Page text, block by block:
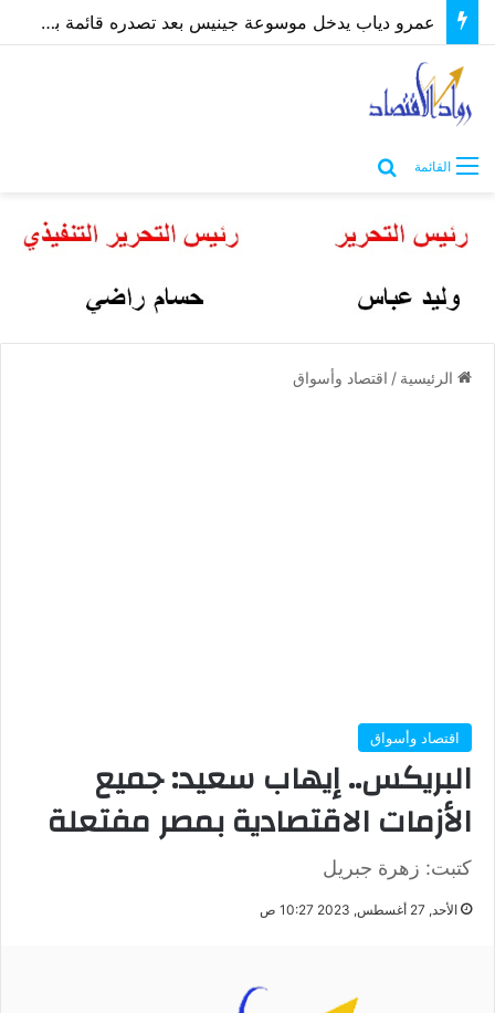
عمرو دياب يدخل موسوعة جينيس بعد تصدره قائمة بيلبورد عربية لـ68 أسبوعًا
القائمة
الرئيسية / اقتصاد وأسواق
اقتصاد وأسواق
البريكس.. إيهاب سعيد: جميع
الأزمات الاقتصادية بمصر مفتعلة
كتبت: زهرة جبريل
الأحد, 27 أغسطس, 2023 10:27 ص